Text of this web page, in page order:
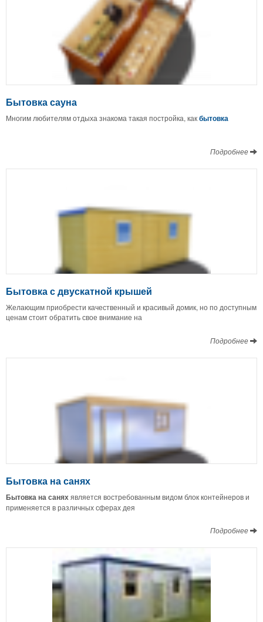
Бытовка сауна
Многим любителям отдыха знакома такая постройка, какбытовка
Подробнее
Бытовка с двускатной крышей
Желающим приобрести качественный и красивый домик, но по доступным
ценам стоит обратить свое внимание на
Подробнее
Бытовка на санях
Бытовка на саняхявляется востребованным видом блок контейнеров и
применяется в различных сферах дея
Подробнее